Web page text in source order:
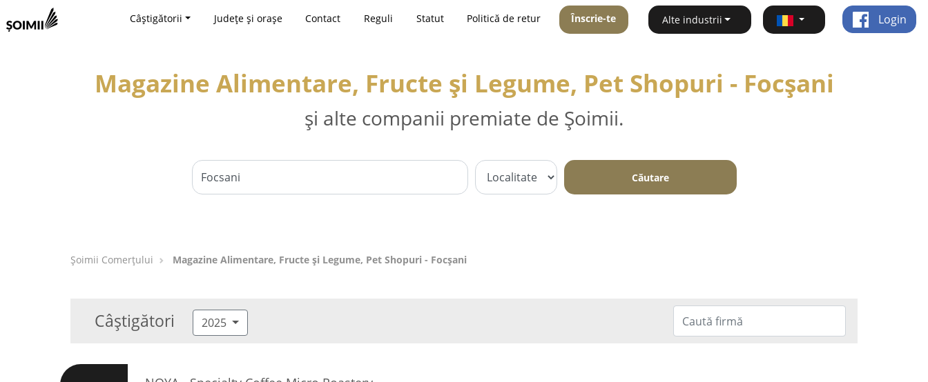
Câștigătorii Județe și orașe Contact Reguli Statut Politică de retur Înscrie-te Alte industrii Login
Magazine Alimentare, Fructe și Legume, Pet Shopuri - Focşani
și alte companii premiate de Șoimii.
Căutare
Șoimii Comerțului Magazine Alimentare, Fructe și Legume, Pet Shopuri - Focşani
Câștigători 2025